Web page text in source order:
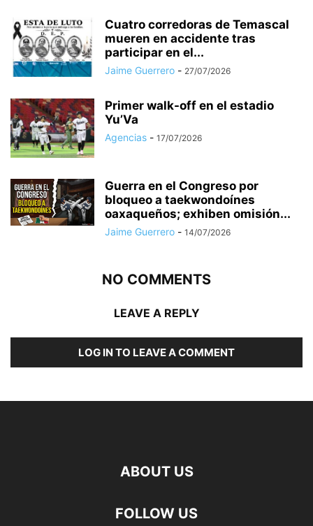
Cuatro corredoras de Temascal
mueren en accidente tras
participar en el...
Jaime Guerrero - 27/07/2026
Primer walk-off en el estadio
Yu’Va
Agencias - 17/07/2026
Guerra en el Congreso por
bloqueo a taekwondoínes
oaxaqueños; exhiben omisión...
Jaime Guerrero - 14/07/2026
NO COMMENTS
LEAVE A REPLY
LOG IN TO LEAVE A COMMENT
ABOUT US
FOLLOW US